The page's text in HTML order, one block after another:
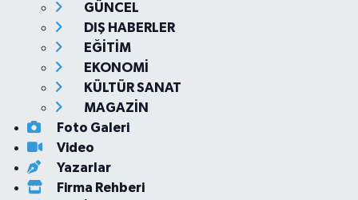
GÜNCEL
DIŞ HABERLER
EĞİTİM
EKONOMİ
KÜLTÜR SANAT
MAGAZİN
Foto Galeri
Video
Yazarlar
Firma Rehberi